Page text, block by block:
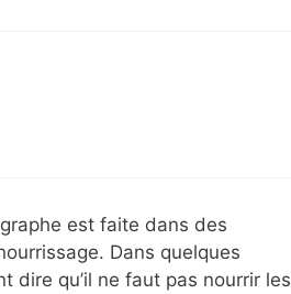
est faite dans des
Dans quelques
dire qu’il ne faut pas nourrir les